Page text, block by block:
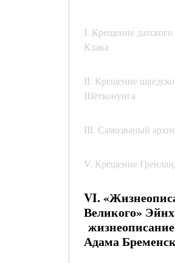
I. Крещение
Клака
II. Крещение
Шётконунга
III. Самозваный
V. Крещение
VI.
Великого»
Адама